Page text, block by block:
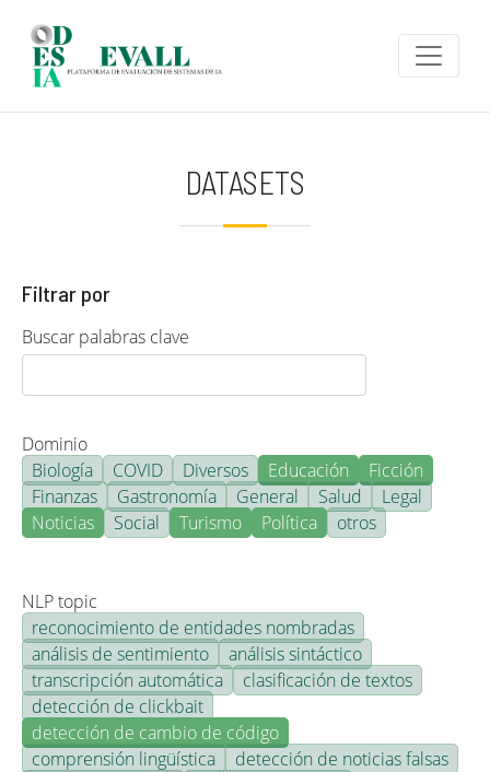
DATASETS
Filtrar por
Buscar palabras clave
Dominio
Biología
COVID Diversos Educación
Ficción
Finanzas
Gastronomía General Salud
Legal
Noticias
Social Turismo Política otros
NLP topic
reconocimiento de entidades nombradas
análisis de sentimiento
análisis sintáctico
transcripción automática
clasificación de textos
detección de clickbait
detección de cambio de código
comprensión lingüística
detección de noticias falsas